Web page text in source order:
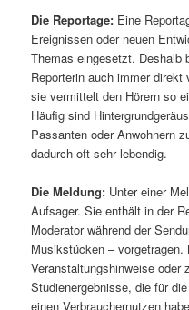
Die Reportage: Eine
Ereignissen oder neuen
Themas eingesetzt. Deshalb
Reporterin auch immer
sie vermittelt den Hörern so
Häufig sind
Passanten oder Anwohnern
dadurch oft sehr lebendig.
Die Meldung: Unter einer
Aufsager. Sie enthält in der
Moderator während der
Musikstücken –
Veranstaltungshinweise oder
Studienergebnisse, die für
einen Verbrauchernutzen